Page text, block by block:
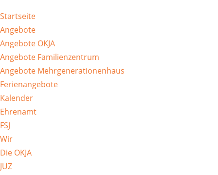
Startseite
Angebote
Angebote OKJA
Angebote Familienzentrum
Angebote Mehrgenerationenhaus
Ferienangebote
Kalender
Ehrenamt
FSJ
Wir
Die OKJA
JUZ